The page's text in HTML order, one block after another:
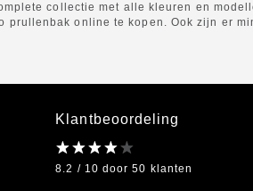
collectie met alle kleuren en
online te kopen. Ook zijn er
Klantbeoordeling
8.2 / 10 door 50 klanten